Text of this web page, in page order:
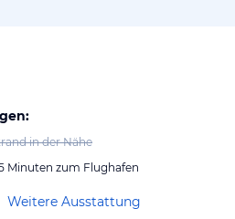
in der Nähe
Minuten zum Flughafen
Weitere Ausstattung